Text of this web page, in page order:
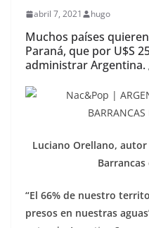
abril 7, 2021 hugo
Muchos países
Paraná, que por U$S
administrar Argentina.
Luciano Orellano,
Barrancas
“El 66% de nuestro
presos en nuestras